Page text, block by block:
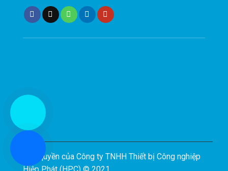
Bản quyền của Công ty TNHH Thiết bị Công nghiệp